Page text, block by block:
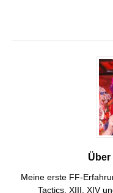
Über
Meine erste FF-
Tactics, XIII, XIV